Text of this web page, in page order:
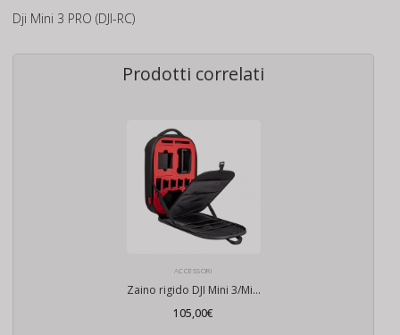
Dji Mini 3 PRO (DJI-RC)
Prodotti correlati
ACCESSORI
Zaino rigido DJI Mini 3/Mini 4 Pro/Air 3/Mavic 3
105,00€